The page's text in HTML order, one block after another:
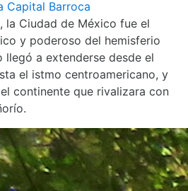
Capital Barroca
la Ciudad de México fue el
y poderoso del hemisferio
llegó a extenderse desde el
el istmo centroamericano, y
continente que rivalizara con